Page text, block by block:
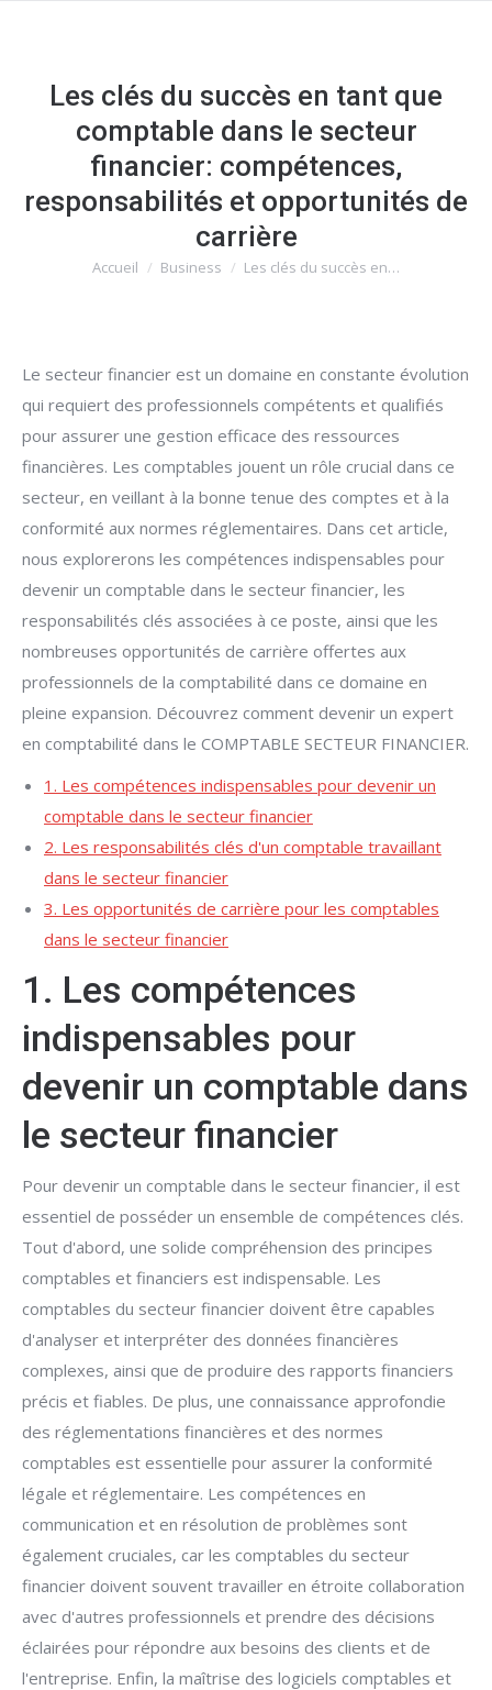
Les clés du succès en tant que
comptable dans le secteur
financier: compétences,
responsabilités et opportunités de
carrière
Vous êtes ici :
Accueil Business Les clés du succès en…
Le secteur financier est un domaine en constante évolution
qui requiert des professionnels compétents et qualifiés
pour assurer une gestion efficace des ressources
financières. Les comptables jouent un rôle crucial dans ce
secteur, en veillant à la bonne tenue des comptes et à la
conformité aux normes réglementaires. Dans cet article,
nous explorerons les compétences indispensables pour
devenir un comptable dans le secteur financier, les
responsabilités clés associées à ce poste, ainsi que les
nombreuses opportunités de carrière offertes aux
professionnels de la comptabilité dans ce domaine en
pleine expansion. Découvrez comment devenir un expert
en comptabilité dans le COMPTABLE SECTEUR FINANCIER.
1. Les compétences indispensables pour devenir un
comptable dans le secteur financier
2. Les responsabilités clés d'un comptable travaillant
dans le secteur financier
3. Les opportunités de carrière pour les comptables
dans le secteur financier
1. Les compétences
indispensables pour
devenir un comptable dans
le secteur financier
Pour devenir un comptable dans le secteur financier, il est
essentiel de posséder un ensemble de compétences clés.
Tout d'abord, une solide compréhension des principes
comptables et financiers est indispensable. Les
comptables du secteur financier doivent être capables
d'analyser et interpréter des données financières
complexes, ainsi que de produire des rapports financiers
précis et fiables. De plus, une connaissance approfondie
des réglementations financières et des normes
comptables est essentielle pour assurer la conformité
légale et réglementaire. Les compétences en
communication et en résolution de problèmes sont
également cruciales, car les comptables du secteur
financier doivent souvent travailler en étroite collaboration
avec d'autres professionnels et prendre des décisions
éclairées pour répondre aux besoins des clients et de
l'entreprise. Enfin, la maîtrise des logiciels comptables et